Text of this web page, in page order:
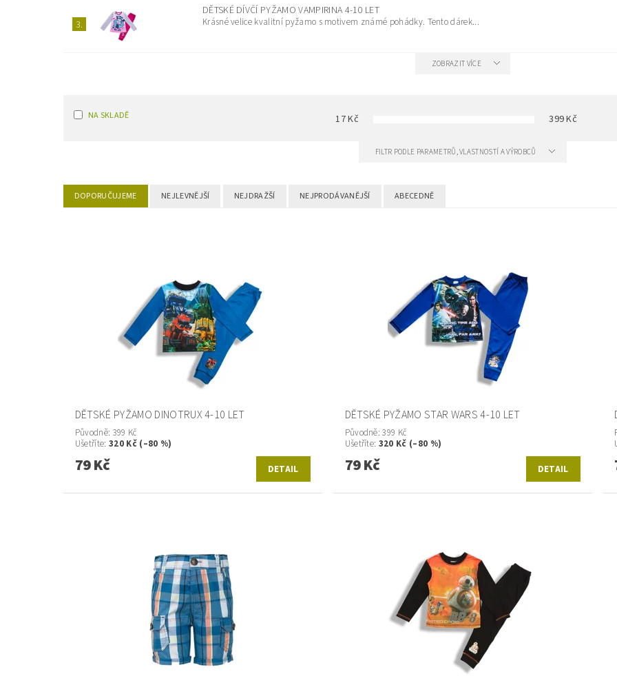
3.
DĚTSKÉ DÍVČÍ PYŽAMO VAMPIRINA 4-10 LET
Krásné velice kvalitní pyžamo s motivem známé pohádky. Tento dárek...
ZOBRAZIT VÍCE
NA SKLADĚ 17Kč 399Kč
FILTR PODLE PARAMETRŮ, VLASTNOSTÍ A VÝROBCŮ
DOPORUČUJEME NEJLEVNĚJŠÍ NEJDRAŽŠÍ NEJPRODÁVANĚJŠÍ ABECEDNĚ
DĚTSKÉ PYŽAMO DINOTRUX 4-10 LET
Původně: 399 Kč
Ušetříte: 320 Kč (–80 %)
79 Kč DETAIL
DĚTSKÉ PYŽAMO STAR WARS 4-10 LET
Původně:399 Kč
Ušetříte: 320 Kč (–80 %)
79 Kč DETAIL